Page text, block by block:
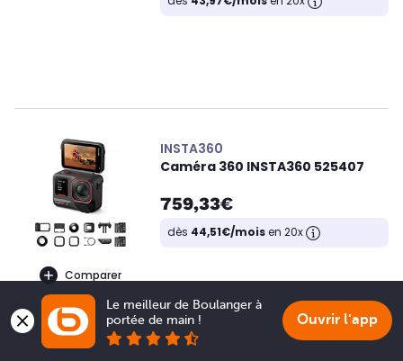
Comparer
INSTA360
Caméra 360 INSTA360 525407
759,33€
dès 44,51€/moisen 20x
Le meilleur de Boulanger à
portée de main !
Ouvrir l'app